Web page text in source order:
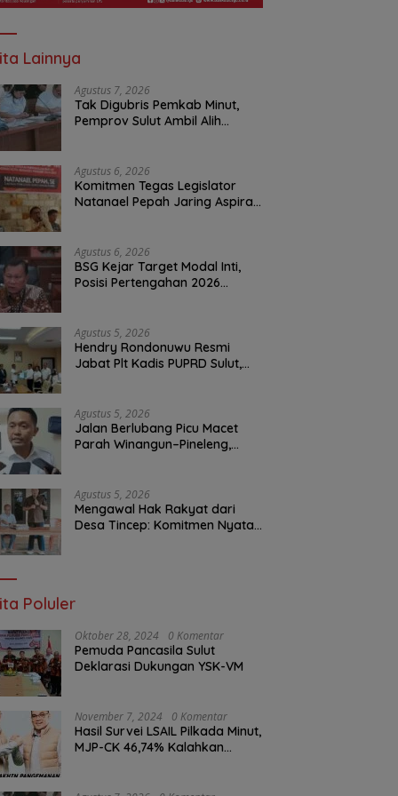
Lainnya
Agustus 7, 2026
Tak Digubris Pemkab Minut,
Pemprov Sulut Ambil Alih
Agustus 6, 2026
Komitmen Tegas Legislator
Natanael Pepah Jaring Aspirasi
Infrastruktur
Agustus 6, 2026
BSG Kejar Target Modal Inti,
Posisi Pertengahan 2026
Agustus 5, 2026
Hendry Rondonuwu Resmi
Jabat Plt Kadis PUPRD Sulut,
Layanan Publik
Agustus 5, 2026
Jalan Berlubang Picu Macet
Parah Winangun–Pineleng,
Malam Ini
Agustus 5, 2026
Mengawal Hak Rakyat dari
Desa Tincep: Komitmen Nyata
Poluler
Oktober 28, 2024 0 Komentar
Pemuda Pancasila Sulut
Deklarasi Dukungan YSK-VM
November 7, 2024 0 Komentar
Hasil Survei LSAIL Pilkada Minut,
MJP-CK 46,74% Kalahkan